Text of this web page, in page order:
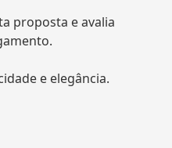
proposta e avalia
e elegância.